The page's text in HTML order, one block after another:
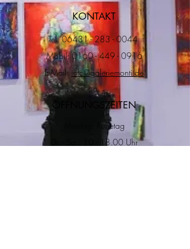
KONTAKT
Tel.06431 - 283 - 0044
Mobil:0160 - 449 - 0916
E-Mail: info@galeriemonti.de
ÖFFNUNGSZEITEN
Montag: Ruhetag
Di. - So.: 10 - 18.00 Uhr